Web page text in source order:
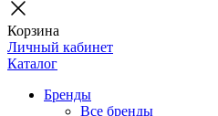
Корзина
Личный кабинет
Каталог
Бренды
Все бренды